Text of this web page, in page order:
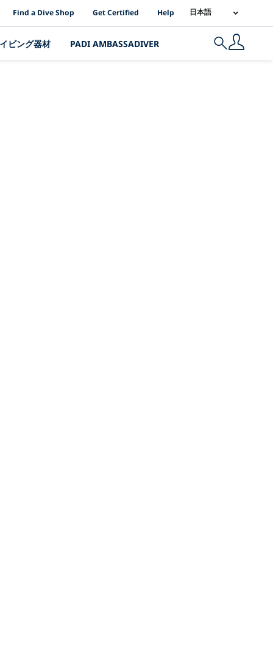
PADI Location Links
Find a Dive Shop Get Certified Help 日本語
ビング器材 PADI AMBASSADIVER Search